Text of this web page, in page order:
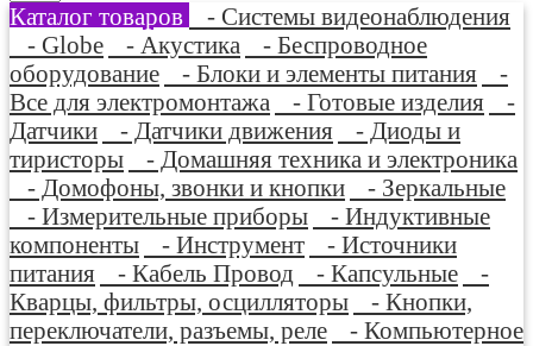
Каталог товаров
- Системы видеонаблюдения
- Globe
- Акустика
- Беспроводное
оборудование
- Блоки и элементы питания
-
Все для электромонтажа
- Готовые изделия
-
Датчики
- Датчики движения
- Диоды и
тиристоры
- Домашняя техника и электроника
- Домофоны, звонки и кнопки
- Зеркальные
- Измерительные приборы
- Индуктивные
компоненты
- Инструмент
- Источники
питания
- Кабель Провод - Капсульные
-
Кварцы, фильтры, осцилляторы
- Кнопки,
переключатели, разъемы, реле
- Компьютерное